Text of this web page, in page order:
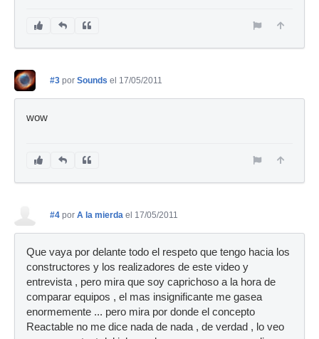
#3 por Sounds el 17/05/2011
wow
#4 por A la mierda el 17/05/2011
Que vaya por delante todo el respeto que tengo hacia los
constructores y los realizadores de este video y
entrevista , pero mira que soy caprichoso a la hora de
comparar equipos , el mas insignificante me gasea
enormemente ... pero mira por donde el concepto
Reactable no me dice nada de nada , de verdad , lo veo